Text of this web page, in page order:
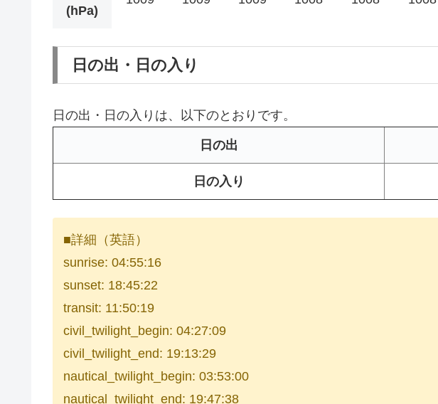
(hPa)
日の出・日の入り
日の出・日の入りは、以下のとおりです。
日の出
日の入り
■詳細（英語）
sunrise: 04:55:16
sunset: 18:45:22
transit: 11:50:19
civil_twilight_begin: 04:27:09
civil_twilight_end: 19:13:29
nautical_twilight_begin: 03:53:00
nautical_twilight_end: 19:47:38